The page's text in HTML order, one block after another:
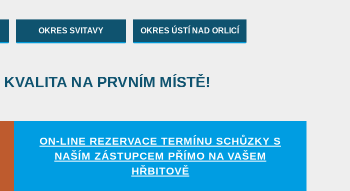
OKRES SVITAVY OKRES ÚSTÍ NAD ORLICÍ
NA PRVNÍM MÍSTĚ!
ON-LINE REZERVACE TERMÍNU SCHŮZKY S
NAŠÍM ZÁSTUPCEM PŘÍMO NA VAŠEM
HŘBITOVĚ